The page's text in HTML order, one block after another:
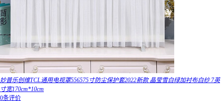
妙普乐创维TCL通用电视罩556575寸防尘保护套2022新款 晶莹雪白绿加衬布白纱 7英
寸宽170cm*10cm
0条评价